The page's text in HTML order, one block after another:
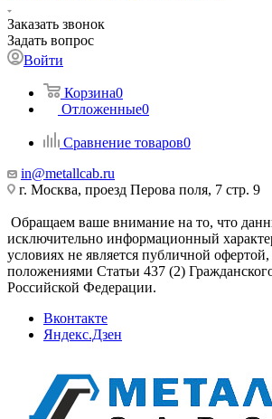
Заказать звонок
Задать вопрос
Войти
Корзина0
Отложенные0
Сравнение товаров0
in@metallcab.ru
г. Москва, проезд Перова поля, 7 стр. 9
Обращаем ваше внимание на то, что
исключительно информационный
условиях не является публичной
положениями Статьи 437 (2)
Российской Федерации.
Вконтакте
Яндекс.Дзен